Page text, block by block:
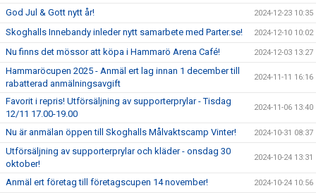
God Jul & Gott nytt år! 2024-12-23 10:35
Skoghalls Innebandy inleder nytt samarbete med Parter.se! 2024-12-10 10:02
Nu finns det mössor att köpa i Hammarö Arena Café! 2024-12-03 13:27
Hammaröcupen 2025 - Anmäl ert lag innan 1 december till
rabatterad anmälningsavgift
2024-11-11 16:16
Favorit i repris! Utförsäljning av supporterprylar - Tisdag
12/11 17.00-19.00
2024-11-06 13:40
Nu är anmälan öppen till Skoghalls Målvaktscamp Vinter! 2024-10-31 08:37
Utförsäljning av supporterprylar och kläder - onsdag 30
oktober!
2024-10-24 13:31
Anmäl ert företag till företagscupen 14 november! 2024-10-24 10:56